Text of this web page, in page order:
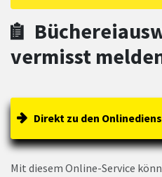
vermisst
Direkt zu den
Mit diesem Online-Service